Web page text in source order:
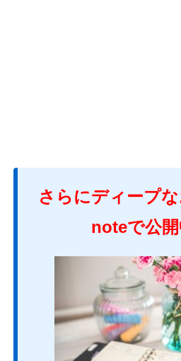
さらにディープ
noteで公開